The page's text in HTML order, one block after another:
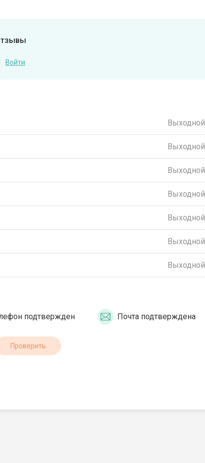
Войти
Выходной
Выходной
Выходной
Выходной
Выходной
Выходной
Выходной
подтвержден Почта подтверждена
Проверить